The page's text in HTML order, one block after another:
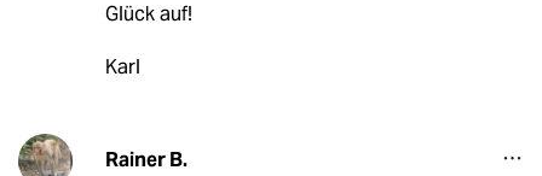
Glück auf!
Karl
Rainer B.